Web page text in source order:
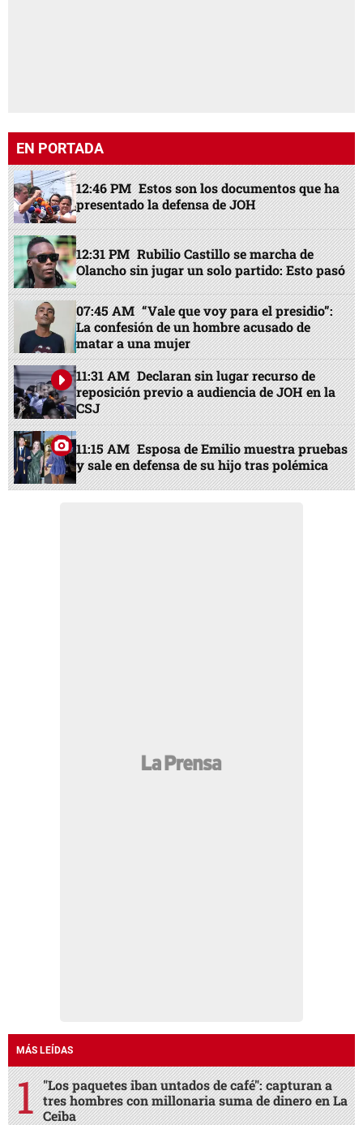
EN PORTADA
12:46 PM Estos son los documentos que ha
presentado la defensa de JOH
12:31 PM Rubilio Castillo se marcha de
Olancho sin jugar un solo partido: Esto pasó
07:45 AM “Vale que voy para el presidio”:
La confesión de un hombre acusado de
matar a una mujer
11:31 AM Declaran sin lugar recurso de
reposición previo a audiencia de JOH en la
CSJ
11:15 AM Esposa de Emilio muestra pruebas
y sale en defensa de su hijo tras polémica
MÁS LEÍDAS
"Los paquetes iban untados de café": capturan a
tres hombres con millonaria suma de dinero en La
Ceiba